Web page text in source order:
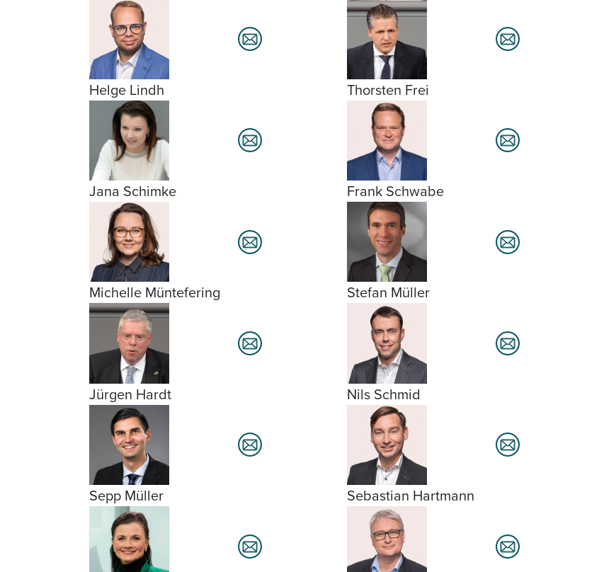
Helge Lindh Thorsten Frei
Jana Schimke Frank Schwabe
Michelle Müntefering Stefan Müller
Jürgen Hardt Nils Schmid
Sepp Müller Sebastian Hartmann